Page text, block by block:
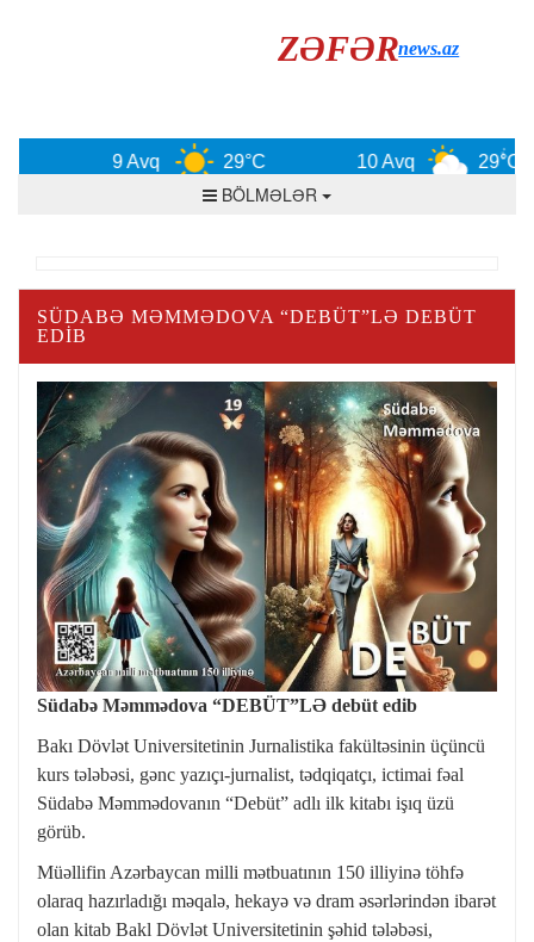
ZƏFƏRnews.az
9 Avq 29°C 10 Avq 29°C
BÖLMƏLƏR
SÜDABƏ MƏMMƏDOVA “DEBÜT”LƏ DEBÜT
EDIB
Südabə Məmmədova “DEBÜT”LƏ debüt edib
Bakı Dövlət Universitetinin Jurnalistika fakültəsinin üçüncü
kurs tələbəsi, gənc yazıçı-jurnalist, tədqiqatçı, ictimai fəal
Südabə Məmmədovanın “Debüt” adlı ilk kitabı işıq üzü
görüb.
Müəllifin Azərbaycan milli mətbuatının 150 illiyinə töhfə
olaraq hazırladığı məqalə, hekayə və dram əsərlərindən ibarət
olan kitab Bakl Dövlət Universitetinin şəhid tələbəsi,